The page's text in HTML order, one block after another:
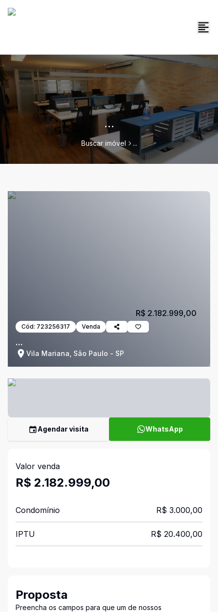
...
Buscar imóvel ...
Cód: 723256317 Venda
...
Vila Mariana, São Paulo - SP
R$ 2.182.999,00
Agendar visita WhatsApp
Valor venda
R$ 2.182.999,00
Condomínio R$ 3.000,00
IPTU R$ 20.400,00
Proposta
Preencha os campos para que um de nossos